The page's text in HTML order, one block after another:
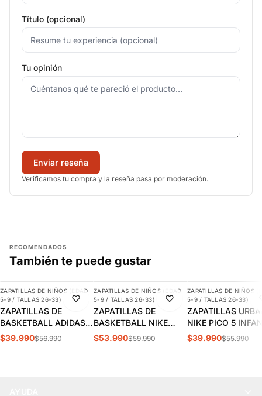
Título (opcional)
Tu opinión
Enviar reseña
Verificamos tu compra y la reseña pasa por moderación.
RECOMENDADOS
También te puede gustar
-30%
AGREGAR
ZAPATILLAS DE NIÑOS (EDAD
5-9 / TALLAS 26-33)
ZAPATILLAS DE
BASKETBALL ADIDAS
CROSS EM UP 5K
$39.990$56.990
-10%
AGREGAR
ZAPATILLAS DE NIÑOS (EDAD
5-9 / TALLAS 26-33)
ZAPATILLAS DE
BASKETBALL NIKE
TEAM HUSTLE D 12 PS
$53.990$59.990
-29%
ZAPATILLAS DE NIÑOS
5-9 / TALLAS 26-33)
ZAPATILLAS
NIKE PICO 5
AR4161-100
$39.990$55.990